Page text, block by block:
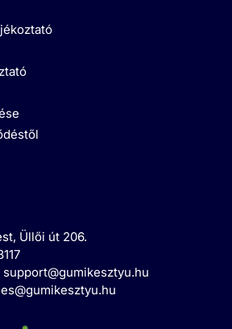
Üllői út 206.
support@gumikesztyu.hu